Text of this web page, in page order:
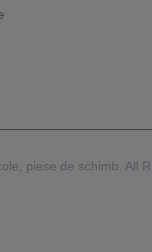
piese de schimb. All